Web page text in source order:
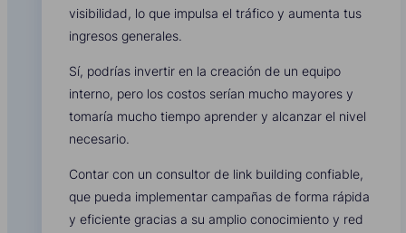
visibilidad, lo que impulsa el tráfico y aumenta tus
ingresos generales.
Sí, podrías invertir en la creación de un equipo
interno, pero los costos serían mucho mayores y
tomaría mucho tiempo aprender y alcanzar el nivel
necesario.
Contar con un consultor de link building confiable,
que pueda implementar campañas de forma rápida
y eficiente gracias a su amplio conocimiento y red